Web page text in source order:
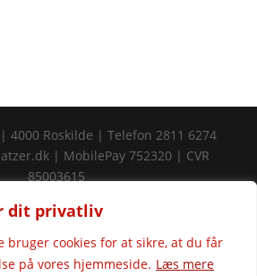
dit privatliv
bruger cookies for at sikre, at du får
på vores hjemmeside. Læs mere
4000 Roskilde | Telefon 2811 6274
| MobilePay 752320 | CVR
85003615